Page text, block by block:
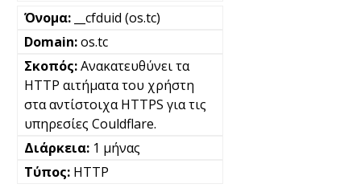
__cfduid (os.tc)
os.tc
Ανακατευθύνει τα
HTTP αιτήματα του χρήστη
στα αντίστοιχα HTTPS για τις
υπηρεσίες Couldflare.
1 μήνας
HTTP